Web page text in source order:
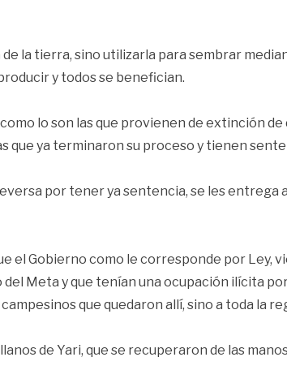
la tierra, sino utilizarla para sembrar
y todos se benefician.
lo son las que provienen de extinción de
que ya terminaron su proceso y tienen
por tener ya sentencia, se les entrega
el Gobierno como le corresponde por Ley,
Meta y que tenían una ocupación ilícita
que quedaron allí, sino a toda la
de Yari, que se recuperaron de las